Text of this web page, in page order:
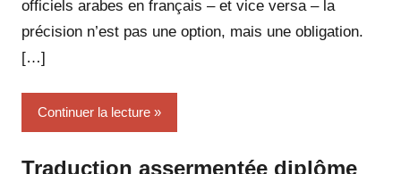
officiels arabes en français – et vice versa – la
précision n’est pas une option, mais une obligation.
[…]
Continuer la lecture
Traduction assermentée diplôme